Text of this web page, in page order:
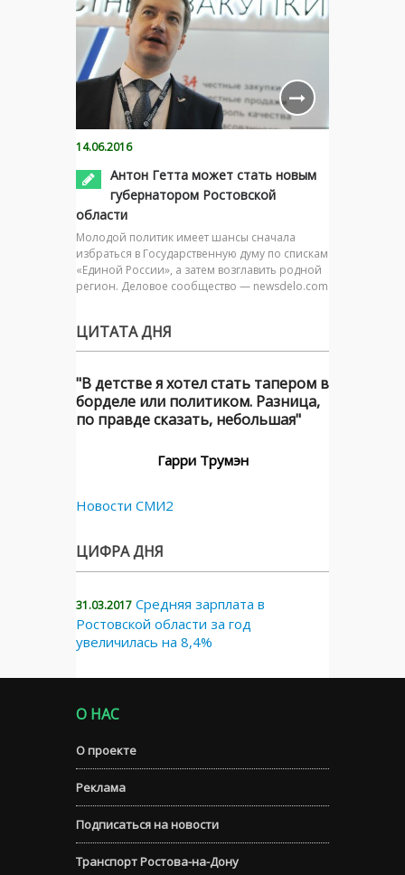
14.06.2016
Антон Гетта может стать новым
губернатором Ростовской
области
Молодой политик имеет шансы сначала
избраться в Государственную думу по спискам
«Единой России», а затем возглавить родной
регион. Деловое сообщество — newsdelo.com
ЦИТАТА ДНЯ
"В детстве я хотел стать тапером в
борделе или политиком. Разница,
по правде сказать, небольшая"
Гарри Трумэн
Новости СМИ2
ЦИФРА ДНЯ
31.03.2017 Средняя зарплата в
Ростовской области за год
увеличилась на 8,4%
О НАС
О проекте
Реклама
Подписаться на новости
Транспорт Ростова-на-Дону